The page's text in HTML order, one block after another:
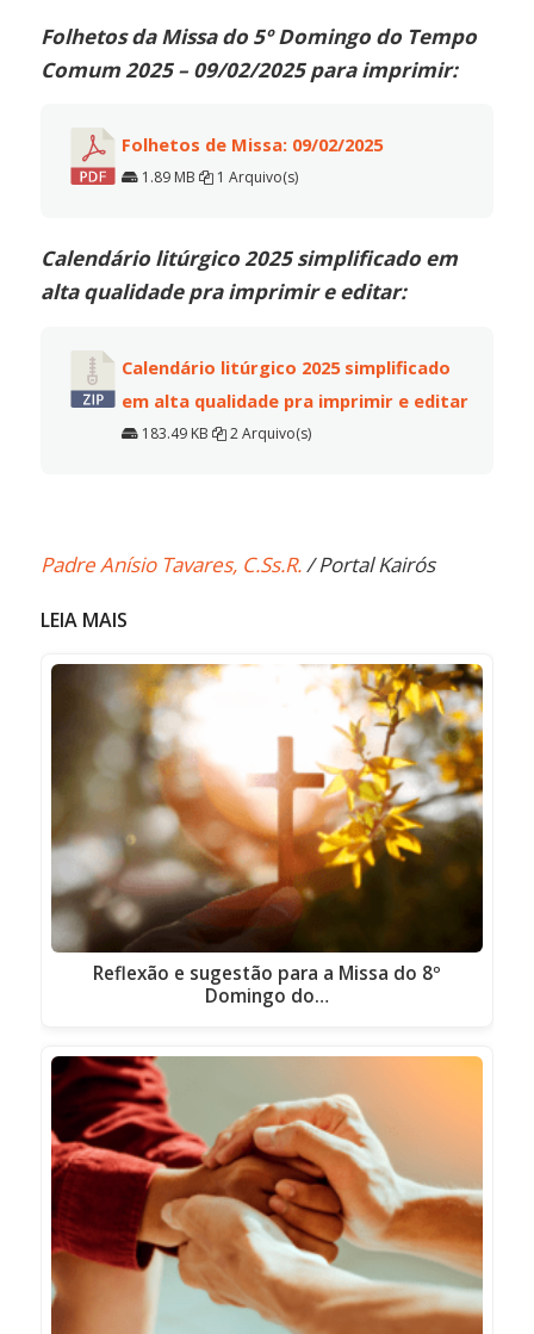
Folhetos da Missa do 5º Domingo do Tempo
Comum 2025 – 09/02/2025 para imprimir:
Folhetos de Missa: 09/02/2025
1.89 MB 1 Arquivo(s)
Calendário litúrgico 2025 simplificado em
alta qualidade pra imprimir e editar:
Calendário litúrgico 2025 simplificado
em alta qualidade pra imprimir e editar
183.49 KB 2 Arquivo(s)
Padre Anísio Tavares, C.Ss.R./ Portal Kairós
LEIA MAIS
Reflexão e sugestão para a Missa do 8º
Domingo do…